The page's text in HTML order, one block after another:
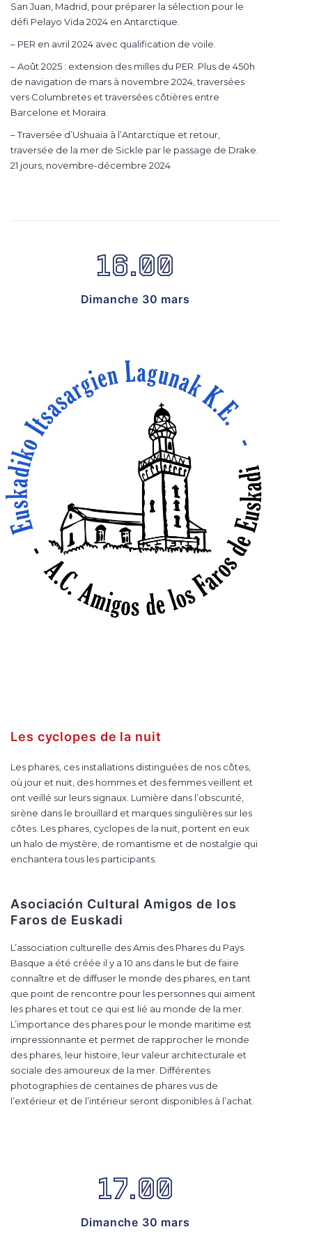
San Juan, Madrid, pour préparer la sélection pour le
défi Pelayo Vida 2024 en Antarctique.
– PER en avril 2024 avec qualification de voile.
– Août 2025 : extension des milles du PER. Plus de 450h
de navigation de mars à novembre 2024, traversées
vers Columbretes et traversées côtières entre
Barcelone et Moraira.
– Traversée d’Ushuaia à l’Antarctique et retour,
traversée de la mer de Sickle par le passage de Drake.
21 jours, novembre-décembre 2024
16.00
Dimanche 30 mars
Les cyclopes de la nuit
Les phares, ces installations distinguées de nos côtes,
où jour et nuit, des hommes et des femmes veillent et
ont veillé sur leurs signaux. Lumière dans l’obscurité,
sirène dans le brouillard et marques singulières sur les
côtes. Les phares, cyclopes de la nuit, portent en eux
un halo de mystère, de romantisme et de nostalgie qui
enchantera tous les participants.
Asociación Cultural Amigos de los
Faros de Euskadi
L’association culturelle des Amis des Phares du Pays
Basque a été créée il y a 10 ans dans le but de faire
connaître et de diffuser le monde des phares, en tant
que point de rencontre pour les personnes qui aiment
les phares et tout ce qui est lié au monde de la mer.
L’importance des phares pour le monde maritime est
impressionnante et permet de rapprocher le monde
des phares, leur histoire, leur valeur architecturale et
sociale des amoureux de la mer. Différentes
photographies de centaines de phares vus de
l’extérieur et de l’intérieur seront disponibles à l’achat.
17.00
Dimanche 30 mars